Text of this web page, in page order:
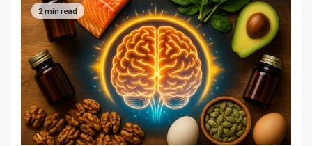
2 min read